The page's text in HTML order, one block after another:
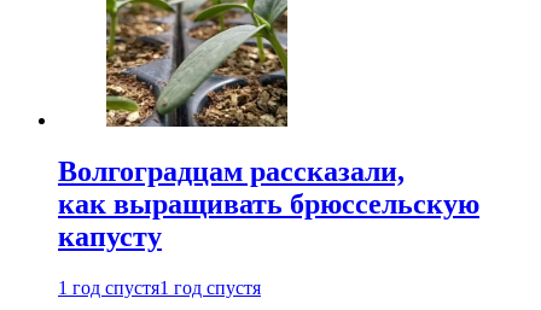
Волгоградцам рассказали,
как выращивать брюссельскую
капусту
1 год спустя1 год спустя